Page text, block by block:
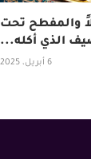
والمفطح تحت
الذي أكله...
6 أبريل، 2025